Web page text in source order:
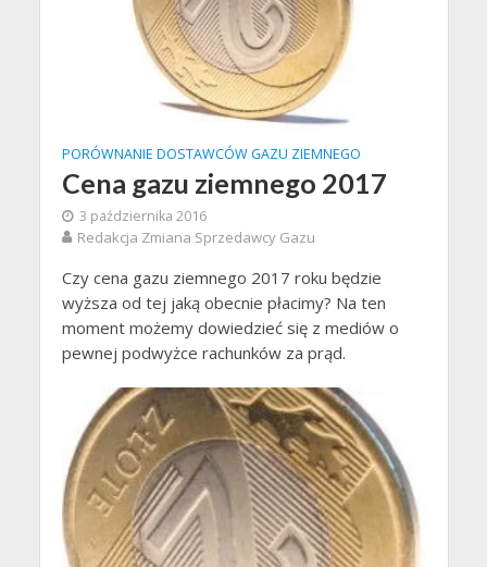
PORÓWNANIE DOSTAWCÓW GAZU ZIEMNEGO
Cena gazu ziemnego 2017
3 października 2016
Redakcja Zmiana Sprzedawcy Gazu
Czy cena gazu ziemnego 2017 roku będzie
wyższa od tej jaką obecnie płacimy? Na ten
moment możemy dowiedzieć się z mediów o
pewnej podwyżce rachunków za prąd.